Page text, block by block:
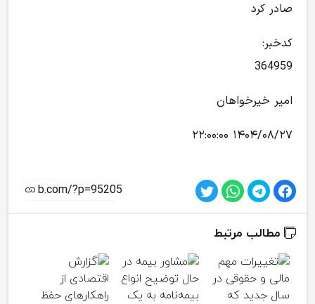
صادر کرد
کدخبر:
364959
امیر خیرخواهان
۱۴۰۴/۰۸/۲۷ ۲۲:۰۰:۰۰
مطالب مرتبط